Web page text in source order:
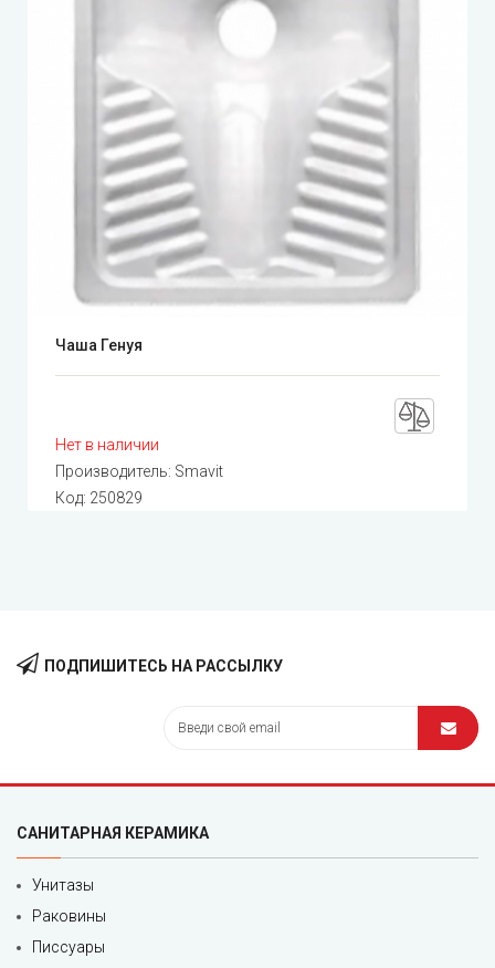
Чаша Генуя
Нет в наличии
Производитель: Smavit
Код: 250829
ПОДПИШИТЕСЬ НА РАССЫЛКУ
САНИТАРНАЯ КЕРАМИКА
Унитазы
Раковины
Писсуары